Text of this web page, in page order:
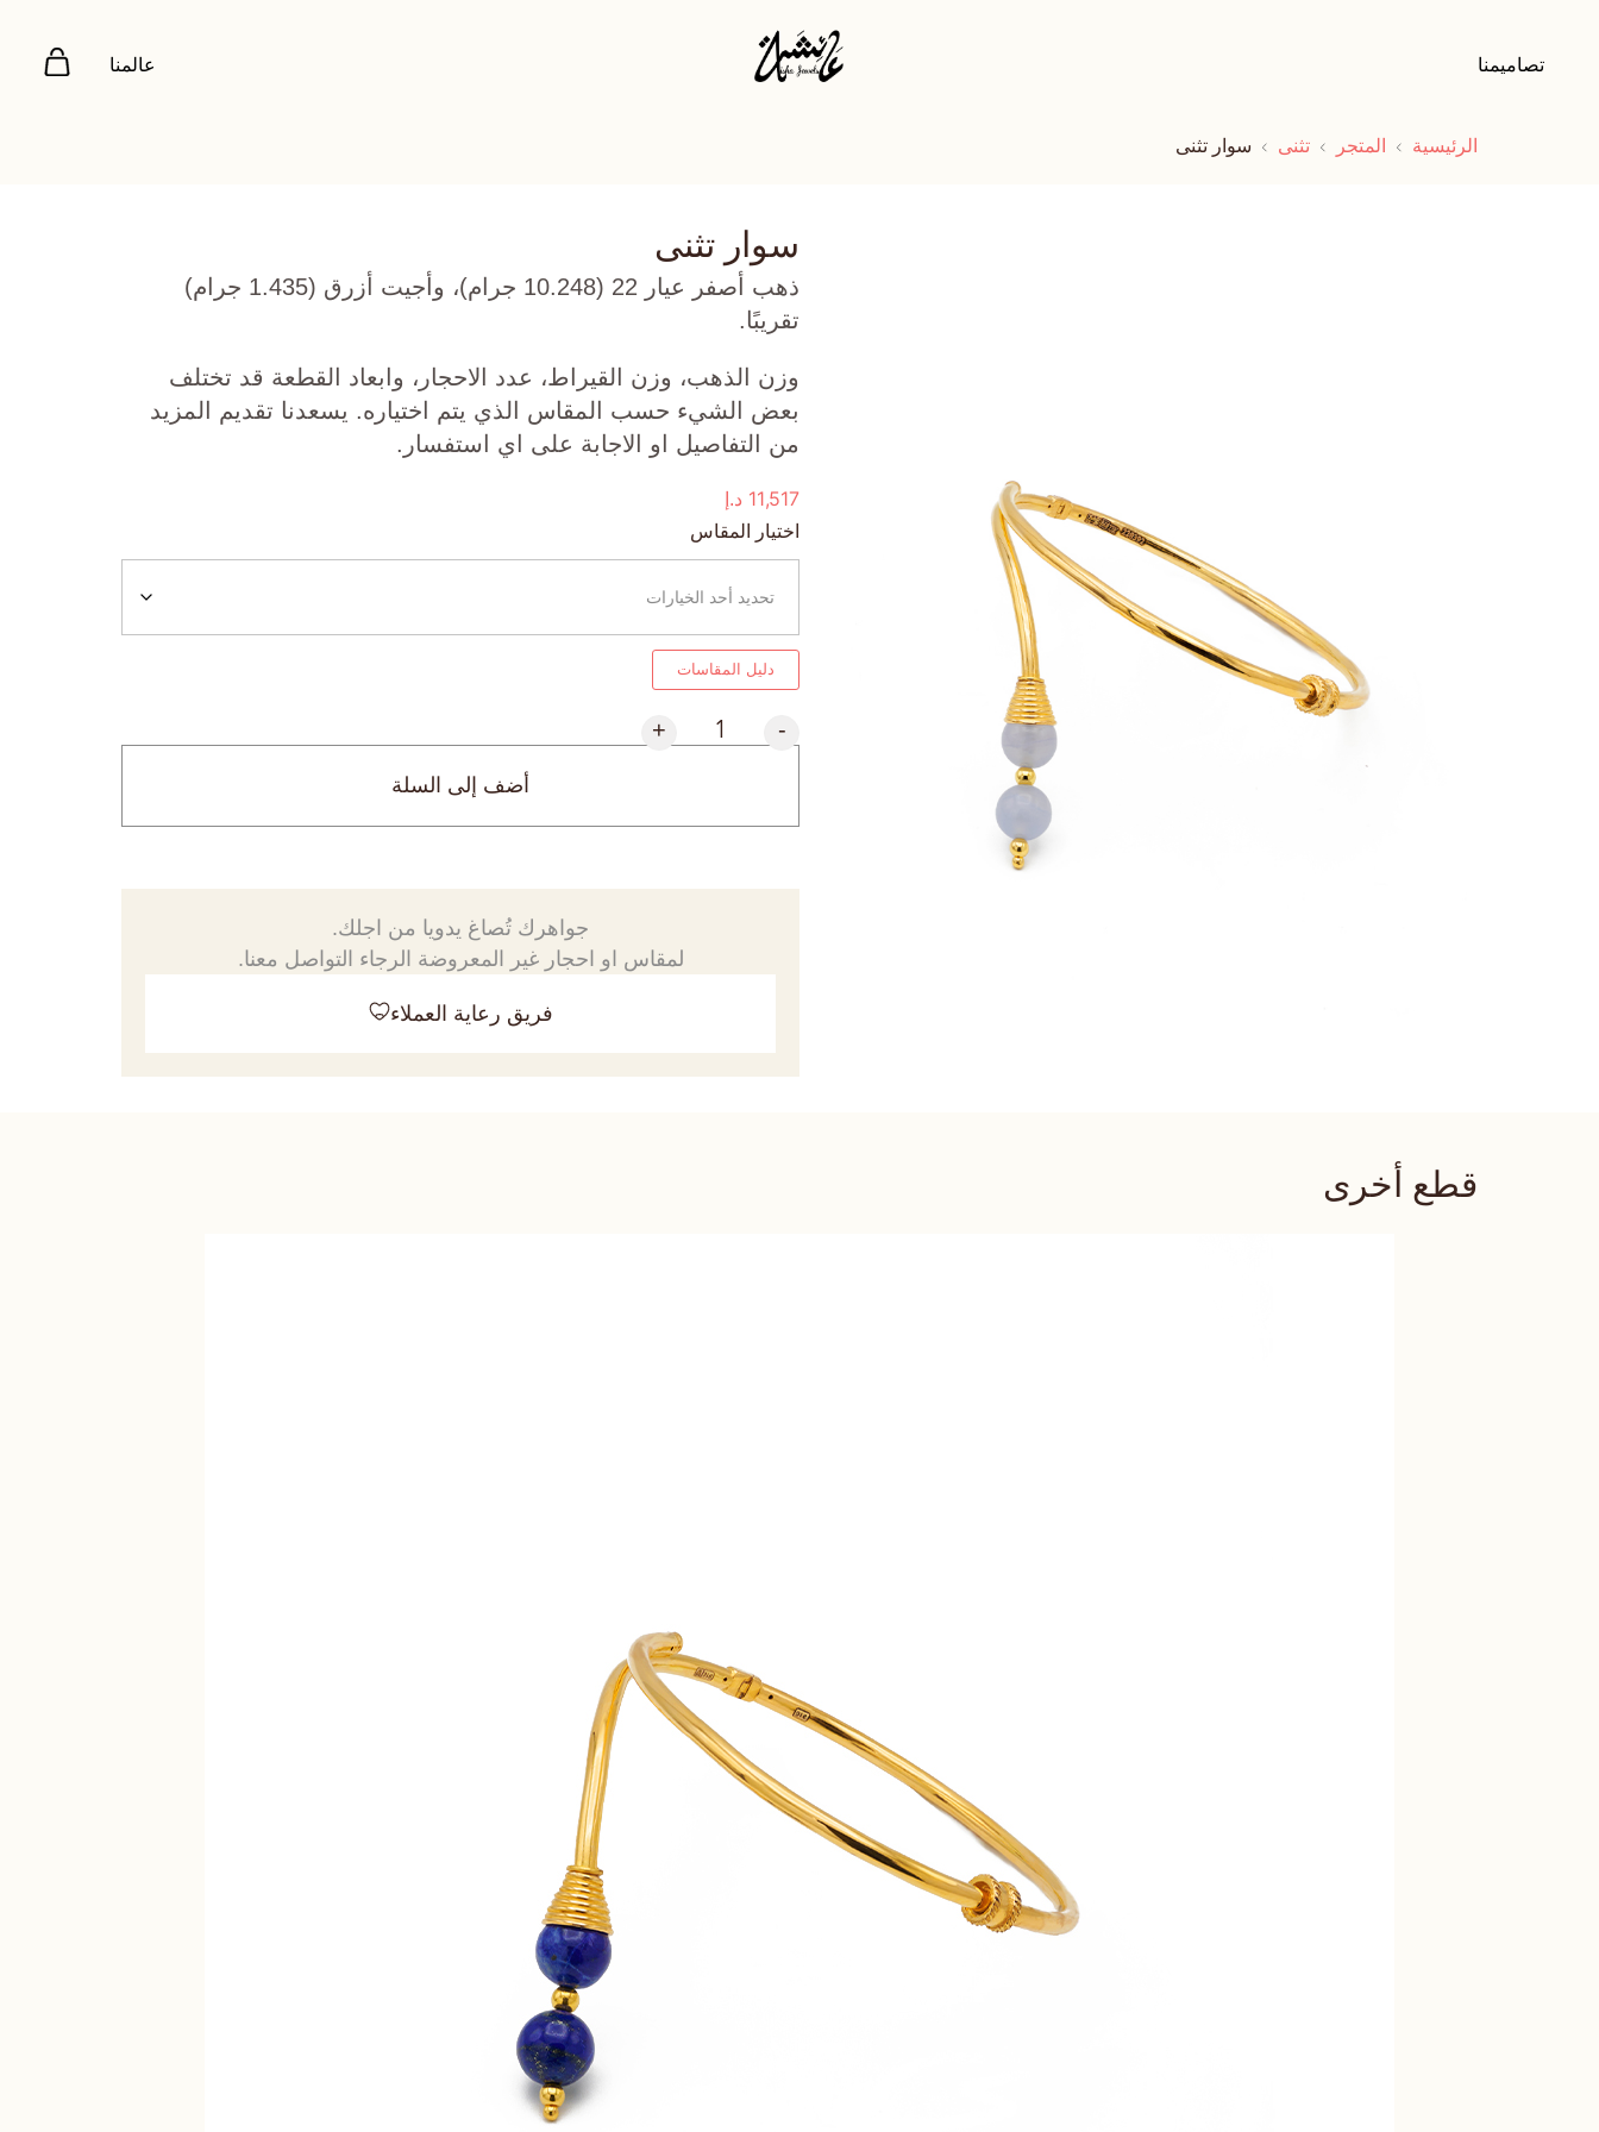
تصاميمنا عالمنا
الرئيسية المتجر تثنى سوار تثنى
سوار تثنى
ذهب أصفر عيار 22 (10.248 جرام)، وأجيت أزرق (1.435 جرام)
تقريبًا.
وزن الذهب، وزن القيراط، عدد الاحجار، وابعاد القطعة قد تختلف
بعض الشيء حسب المقاس الذي يتم اختياره. يسعدنا تقديم المزيد
من التفاصيل او الاجابة على اي استفسار.
11,517 د.إ
اختيار المقاس
دليل المقاسات
-
+
أضف إلى السلة
جواهرك تُصاغ يدويا من اجلك.
لمقاس او احجار غير المعروضة الرجاء التواصل معنا.
فريق رعاية العملاء
قطع أخرى